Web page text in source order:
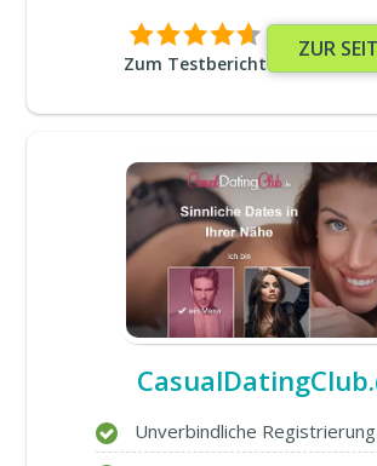
Zum Testbericht
ZUR
Unverbindliche Registrierung